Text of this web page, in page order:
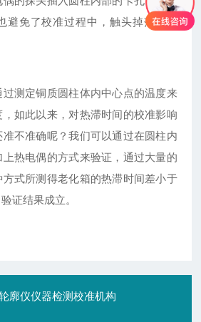
避免了校准过程中，触头掉落的情
测定铜质圆柱体内中心点的温度来
如此以来，对热滞时间的校准影响
不准确呢？我们可以通过在圆柱内
热电偶的方式来验证，通过大量的
式所测得老化箱的热滞时间差小于
证结果成立。
廓仪仪器检测校准机构